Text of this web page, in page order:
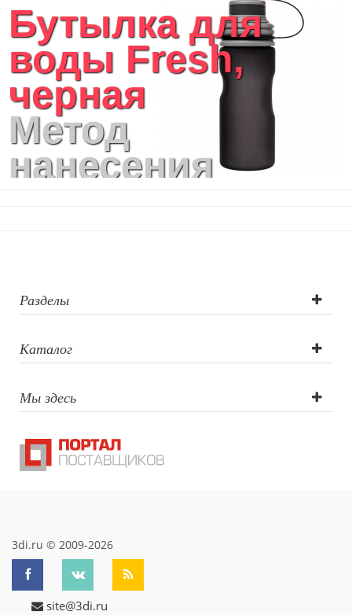
Бутылка для
воды Fresh,
черная
Метод
нанесения
Разделы
Каталог
Мы здесь
3di.ru © 2009-2026
site@3di.ru